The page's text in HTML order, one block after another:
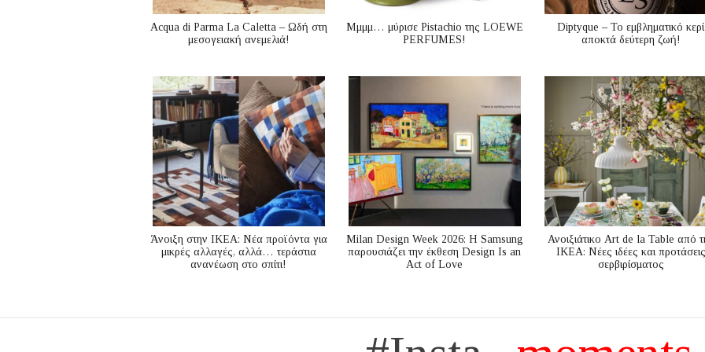
Acqua di Parma La Caletta – Ωδή στη
μεσογειακή ανεμελιά!
Μμμμ… μύρισε Pistachio της LOEWE
PERFUMES!
Diptyque – Το εμβληματικό κερί
αποκτά δεύτερη ζωή!
Άνοιξη στην ΙΚΕΑ: Νέα προϊόντα για
μικρές αλλαγές, αλλά… τεράστια
ανανέωση στο σπίτι!
Milan Design Week 2026: Η Samsung
παρουσιάζει την έκθεση Design Is an
Act of Love
Ανοιξιάτικο Art de la Table από
ΙΚΕΑ: Νέες ιδέες και προτάσεις
σερβιρίσματος